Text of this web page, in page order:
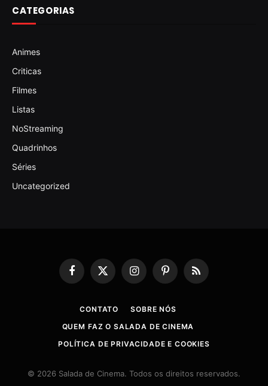
CATEGORIAS
Animes
Criticas
Filmes
Listas
NoStreaming
Quadrinhos
Séries
Uncategorized
Facebook
X
(Twitter)
InstagramPinterestRSS
CONTATO
SOBRE NÓS
QUEM FAZ O SALADA DE CINEMA
POLÍTICA DE PRIVACIDADE E COOKIES
© 2026 Salada de Cinema. Todos os direitos reservados.